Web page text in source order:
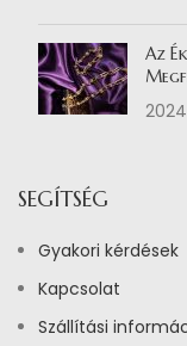
Az
SEGÍTSÉG
Gyakori kérdések
Kapcsolat
Szállítási